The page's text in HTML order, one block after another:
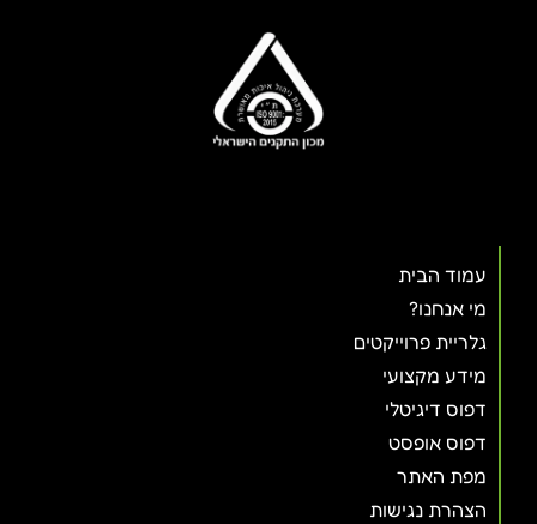
עמוד הבית
מי אנחנו?
גלריית פרוייקטים
מידע מקצועי
דפוס דיגיטלי
דפוס אופסט
מפת האתר
הצהרת נגישות